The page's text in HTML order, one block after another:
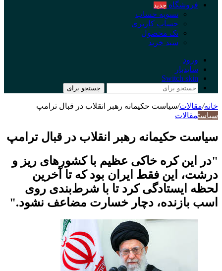
فروشگاه جدید
تسویه حساب
حساب کاربری
تک محصول
سبد خرید
ورود
سایدبار
Switch skin
جستجو برای
خانه/مقالات/سیاست حکیمانه رهبر انقلاب در قبال ترامپ
سیاستمقالات
سیاست حکیمانه رهبر انقلاب در قبال ترامپ
"در این کره خاکی عظیم با کشورهای ریز و
درشت، این فقط ایران بود که تا آخرین
لحظه ایستادگی کرد تا با شرط‌بندی روی
اسب بازنده، دچار خسارت مضاعف نشود."